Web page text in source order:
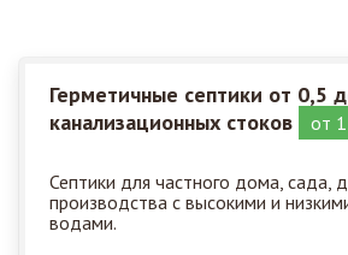
Герметичные септики от 0,5
канализационных стоков
от
Септики для частного дома, сада,
производства с высокими и
водами.